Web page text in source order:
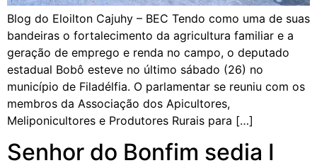
Blog do Eloilton Cajuhy – BEC Tendo como uma de suas
bandeiras o fortalecimento da agricultura familiar e a
geração de emprego e renda no campo, o deputado
estadual Bobô esteve no último sábado (26) no
município de Filadélfia. O parlamentar se reuniu com os
membros da Associação dos Apicultores,
Meliponicultores e Produtores Rurais para […]
Senhor do Bonfim sedia I